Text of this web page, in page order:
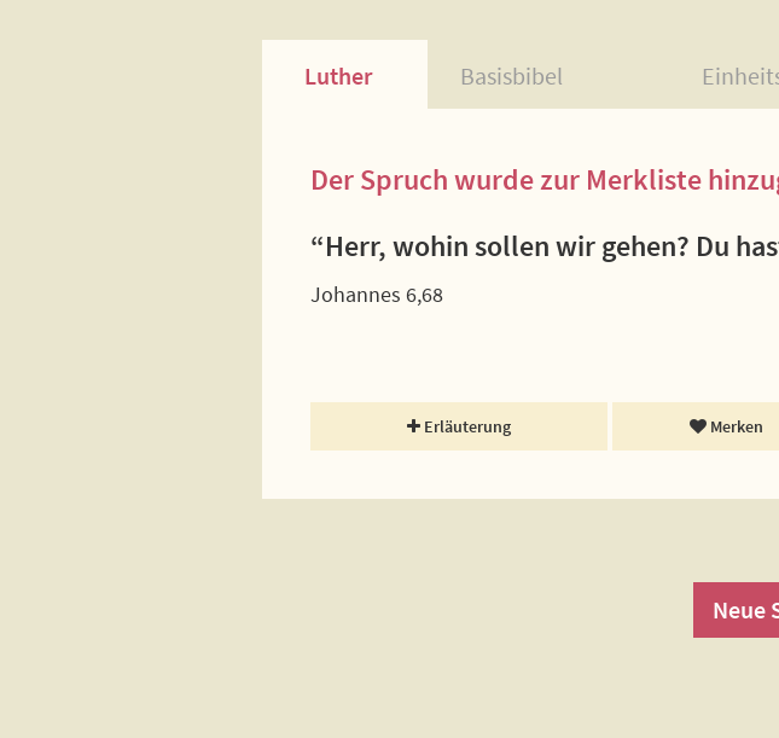
Luther Basisbibel
Der Spruch wurde zur Merkliste
“Herr, wohin sollen wir gehen? Du
Johannes 6,68
Erläuterung Merken
Neue